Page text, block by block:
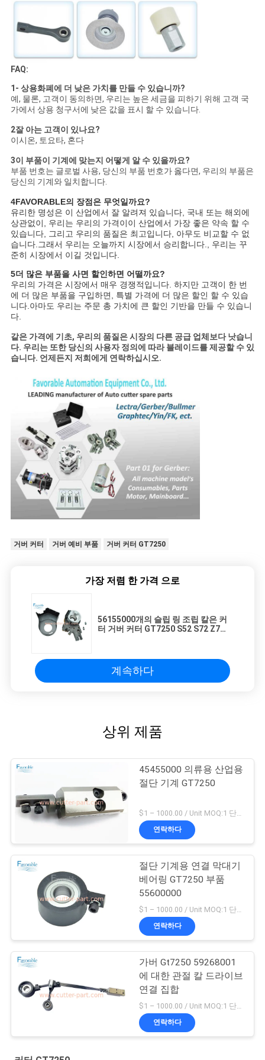
FAQ:
1- 상용화폐에 더 낮은 가치를 만들 수 있습니까?
예, 물론, 고객이 동의하면, 우리는 높은 세금을 피하기 위해 고객 국
가에서 상용 청구서에 낮은 값을 표시 할 수 있습니다.
2잘 아는 고객이 있나요?
이시온, 토요타, 혼다
3이 부품이 기계에 맞는지 어떻게 알 수 있을까요?
부품 번호는 글로벌 사용, 당신의 부품 번호가 옳다면, 우리의 부품은
당신의 기계와 일치합니다.
4FAVORABLE의 장점은 무엇일까요?
유리한 명성은 이 산업에서 잘 알려져 있습니다, 국내 또는 해외에
상관없이, 우리는 우리의 가격이이 산업에서 가장 좋은 약속 할 수
있습니다, 그리고 우리의 품질은 최고입니다, 아무도 비교할 수 없
습니다.그래서 우리는 오늘까지 시장에서 승리합니다., 우리는 꾸
준히 시장에서 이길 것입니다.
5더 많은 부품을 사면 할인하면 어떨까요?
우리의 가격은 시장에서 매우 경쟁적입니다. 하지만 고객이 한 번
에 더 많은 부품을 구입하면, 특별 가격에 더 많은 할인 할 수 있습
니다.아마도 우리는 주문 총 가치에 큰 할인 기반을 만들 수 있습니
다.
같은 가격에 기초, 우리의 품질은 시장의 다른 공급 업체보다 낫습니
다. 우리는 또한 당신의 사용자 정의에 따라 블레이드를 제공할 수 있
습니다. 언제든지 저희에게 연락하십시오.
거버 커터 거버 예비 부품 거버 커터 GT7250
가장 저렴 한 가격 으로
56155000개의 슬립 링 조립 칼은 커
터 거버 커터 GT7250 S52 S72 Z7을
계속하다
상위 제품
45455000 의류용 산업용
절단 기계 GT7250
$1 – 1000.00 / Unit MOQ:1 단위/단위 Negociate
연락하다
절단 기계용 연결 막대기
베어링 GT7250 부품
55600000
연락하다
가버 Gt7250 59268001
에 대한 관절 칼 드라이브
연결 집합
연락하다